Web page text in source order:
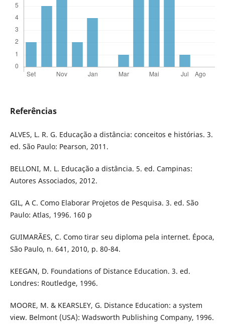
Referências
ALVES, L. R. G. Educação a distância: conceitos e histórias. 3.
ed. São Paulo: Pearson, 2011.
BELLONI, M. L. Educação a distância. 5. ed. Campinas:
Autores Associados, 2012.
GIL, A C. Como Elaborar Projetos de Pesquisa. 3. ed. São
Paulo: Atlas, 1996. 160 p
GUIMARÃES, C. Como tirar seu diploma pela internet. Época,
São Paulo, n. 641, 2010, p. 80-84.
KEEGAN, D. Foundations of Distance Education. 3. ed.
Londres: Routledge, 1996.
MOORE, M. & KEARSLEY, G. Distance Education: a system
view. Belmont (USA): Wadsworth Publishing Company, 1996.